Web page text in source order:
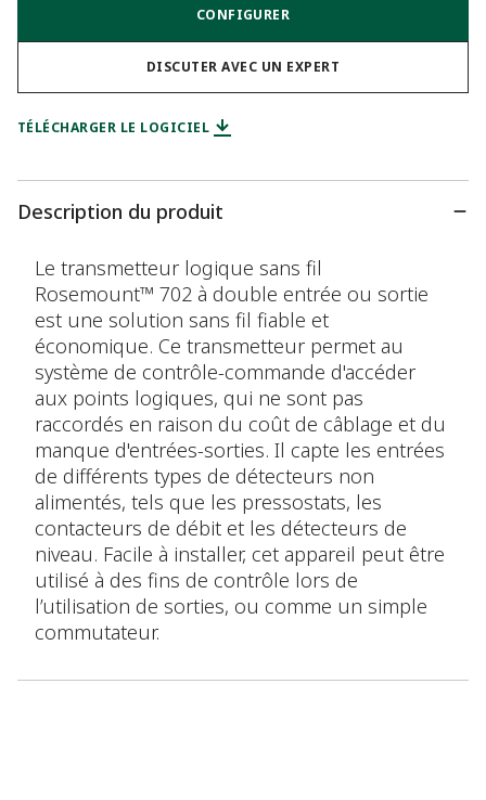
CONFIGURER
DISCUTER AVEC UN EXPERT
TÉLÉCHARGER LE LOGICIEL
Description du produit
Le transmetteur logique sans fil
Rosemount™ 702 à double entrée ou sortie
est une solution sans fil fiable et
économique. Ce transmetteur permet au
système de contrôle-commande d'accéder
aux points logiques, qui ne sont pas
raccordés en raison du coût de câblage et du
manque d'entrées-sorties. Il capte les entrées
de différents types de détecteurs non
alimentés, tels que les pressostats, les
contacteurs de débit et les détecteurs de
niveau. Facile à installer, cet appareil peut être
utilisé à des fins de contrôle lors de
l’utilisation de sorties, ou comme un simple
commutateur.